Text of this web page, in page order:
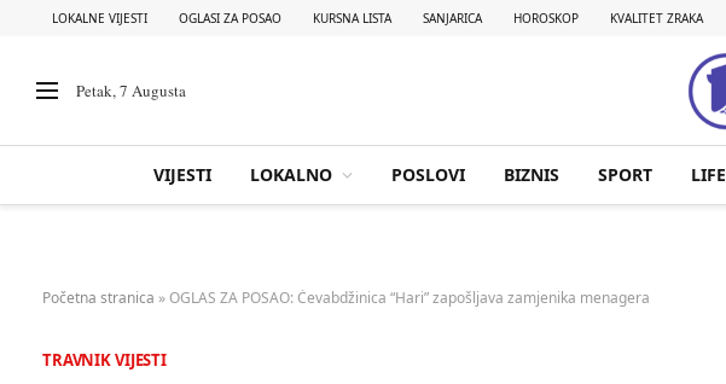
LOKALNE VIJESTI OGLASI ZA POSAO KURSNA LISTA SANJARICA HOROSKOP KVALITET ZRAKA
Petak, 7 Augusta
VIJESTI LOKALNO POSLOVI BIZNIS SPORT LIFE
Početna stranica »OGLAS ZA POSAO: Ćevabdžinica “Hari” zapošljava zamjenika menagera
TRAVNIK VIJESTI